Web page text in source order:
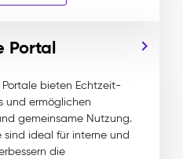
Portal
Portale bieten Echtzeit-
und ermöglichen
gemeinsame Nutzung.
sind ideal für interne und
die